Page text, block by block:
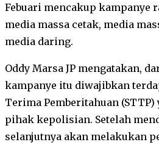
Febuari mencakup kampanye
media massa cetak, media
media daring.
Oddy Marsa JP mengatakan,
kampanye itu diwajibkan
Terima Pemberitahuan
pihak kepolisian. Setelah
selanjutnya akan melakukan